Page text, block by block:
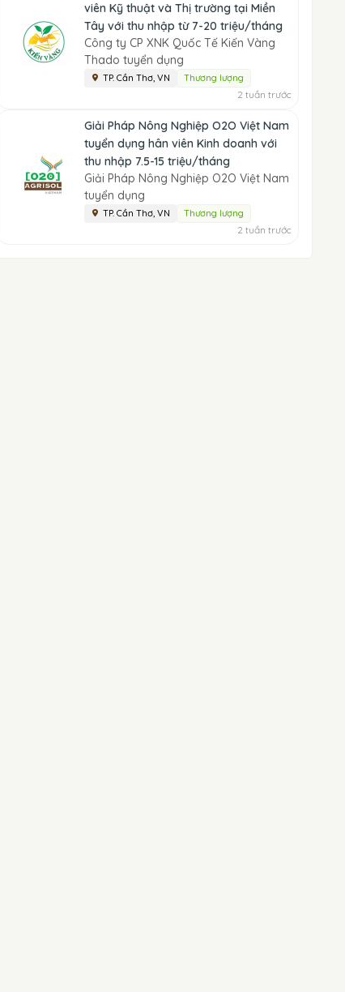
viên Kỹ thuật và Thị trường tại Miền
Tây với thu nhập từ 7-20 triệu/tháng
Công ty CP XNK Quốc Tế Kiến Vàng
Thado tuyển dụng
TP. Cần Thơ, VN Thương lượng
2 tuần trước
Giải Pháp Nông Nghiệp O2O Việt Nam
tuyển dụng hân viên Kinh doanh với
thu nhập 7.5-15 triệu/tháng
Giải Pháp Nông Nghiệp O2O Việt Nam
tuyển dụng
TP. Cần Thơ, VN Thương lượng
2 tuần trước